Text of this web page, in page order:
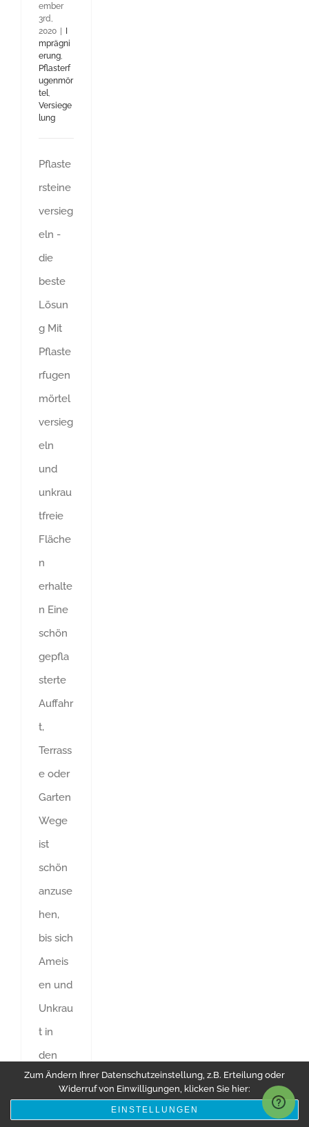
ember
3rd,
2020
mprägni
erung,
Pflasterf
ugenmör
tel,
Versiege
lung
Pflaste
rsteine
versieg
eln -
die
beste
Lösun
g Mit
Pflaste
rfugen
mörtel
versieg
eln
und
unkrau
tfreie
Fläche
n
erhalte
n Eine
schön
gepfla
sterte
Auffahr
t,
Terrass
e oder
Garten
Wege
ist
schön
anzuse
hen,
bis sich
Ameis
en und
Unkrau
t in
den
Fugen
bereic
Zum Ändern Ihrer Datenschutzeinstellung, z.B. Erteilung oder
Widerruf von Einwilligungen, klicken Sie hier:
EINSTELLUNGEN